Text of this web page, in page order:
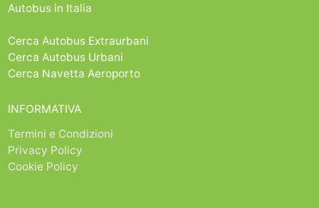
Autobus in Italia
Cerca Autobus Extraurbani
Cerca Autobus Urbani
Cerca Navetta Aeroporto
INFORMATIVA
Termini e Condizioni
Privacy Policy
Cookie Policy